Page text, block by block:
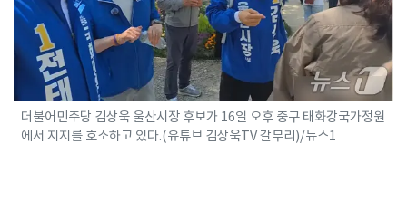
더불어민주당 김상욱 울산시장 후보가 16일 오후 중구 태화강국가정원
에서 지지를 호소하고 있다.(유튜브 김상욱TV 갈무리)/뉴스1